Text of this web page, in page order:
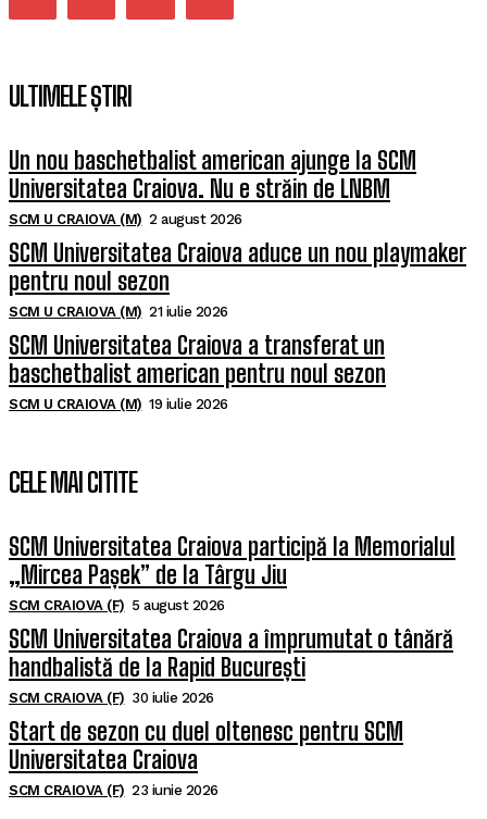
ULTIMELE ȘTIRI
Un nou baschetbalist american ajunge la SCM
Universitatea Craiova. Nu e străin de LNBM
SCM U CRAIOVA (M) 2 august 2026
SCM Universitatea Craiova aduce un nou playmaker
pentru noul sezon
SCM U CRAIOVA (M) 21 iulie 2026
SCM Universitatea Craiova a transferat un
baschetbalist american pentru noul sezon
SCM U CRAIOVA (M) 19 iulie 2026
CELE MAI CITITE
SCM Universitatea Craiova participă la Memorialul
„Mircea Pașek” de la Târgu Jiu
SCM CRAIOVA (F) 5 august 2026
SCM Universitatea Craiova a împrumutat o tânără
handbalistă de la Rapid București
SCM CRAIOVA (F) 30 iulie 2026
Start de sezon cu duel oltenesc pentru SCM
Universitatea Craiova
SCM CRAIOVA (F) 23 iunie 2026